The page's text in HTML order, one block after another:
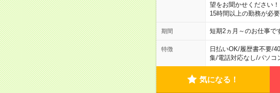
望をお聞かせください
15時間以上の勤務が必
期間 短期2ヵ月～のお仕事
特徴 日払いOK/履歴書不要/
集/電話対応なし/パソコ
気になる！